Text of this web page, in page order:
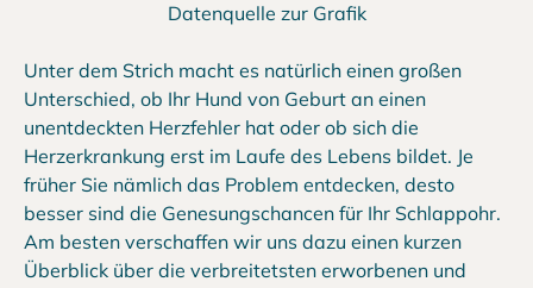
Datenquelle zur Grafik
Unter dem Strich macht es natürlich einen großen
Unterschied, ob Ihr Hund von Geburt an einen
unentdeckten Herzfehler hat oder ob sich die
Herzerkrankung erst im Laufe des Lebens bildet. Je
früher Sie nämlich das Problem entdecken, desto
besser sind die Genesungschancen für Ihr Schlappohr.
Am besten verschaffen wir uns dazu einen kurzen
Überblick über die verbreitetsten erworbenen und